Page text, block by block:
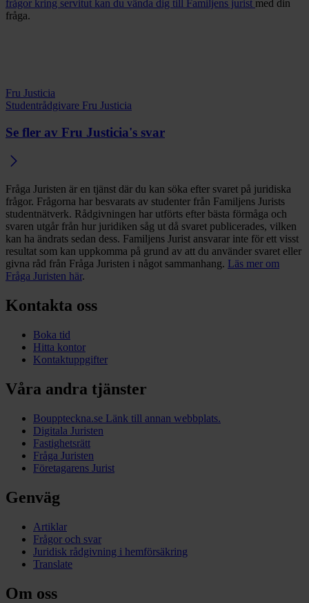
frågor kring servitut kan du vända dig till Familjens jurist med din
fråga.
Fru Justicia
Studentrådgivare Fru Justicia
Se fler av Fru Justicia's svar
Fråga Juristen är en tjänst där du kan söka efter svaret på juridiska
frågor. Frågorna har besvarats av studenter från Familjens Jurists
studentnätverk. Rådgivningen har utförts efter bästa förmåga och
svaren utgår från hur juridiken såg ut då svaret publicerades, vilken
kan ha ändrats sedan dess. Familjens Jurist ansvarar inte för ett visst
resultat som kan uppkomma på grund av att du använder svaret eller
givna råd från Fråga Juristen i något sammanhang. Läs mer om
Fråga Juristen här.
Kontakta oss
Boka tid
Hitta kontor
Kontaktuppgifter
Våra andra tjänster
Bouppteckna.se Länk till annan webbplats.
Digitala Juristen
Fastighetsrätt
Fråga Juristen
Företagarens Jurist
Genväg
Artiklar
Frågor och svar
Juridisk rådgivning i hemförsäkring
Translate
Om oss